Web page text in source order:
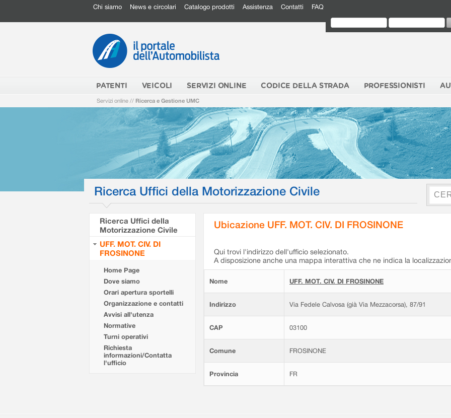
Chi siamo News e circolari Catalogo prodotti Assistenza Contatti FAQ
PATENTI VEICOLI SERVIZI ONLINE CODICE DELLA STRADA PROFESSIONISTI
Servizi online // Ricerca e Gestione UMC
Ricerca Uffici della Motorizzazione Civile
Ricerca Uffici della
Motorizzazione Civile
UFF. MOT. CIV. DI
FROSINONE
Home Page
Dove siamo
Orari apertura sportelli
Organizzazione e contatti
Avvisi all'utenza
Normative
Turni operativi
Richiesta
informazioni/Contatta
l'ufficio
Ubicazione UFF. MOT. CIV. DI FROSINONE
Qui trovi l'indirizzo dell'ufficio selezionato.
A disposizione anche una mappa interattiva che ne indica la
Nome UFF. MOT. CIV. DI FROSINONE
Indirizzo Via Fedele Calvosa (già Via Mezzacorsa), 87/91
CAP 03100
Comune FROSINONE
Provincia FR